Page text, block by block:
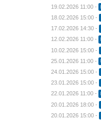
19.02.2026 11:00 -
18.02.2026 15:00 -
17.02.2026 14:30 -
12.02.2026 11:00 -
10.02.2026 15:00 -
25.01.2026 11:00 -
24.01.2026 15:00 -
23.01.2026 15:00 -
22.01.2026 11:00 -
20.01.2026 18:00 -
20.01.2026 15:00 -